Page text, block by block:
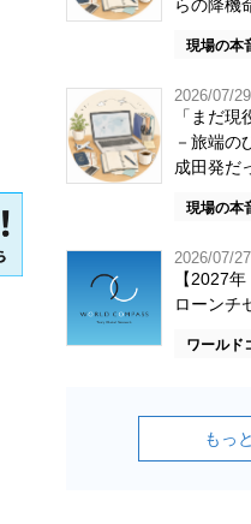
らの降機
現場の本
2026/07/29
「まだ
－旅端の
成田発だ
現場の本
2026/07/27
【2027
ローンチ
ワールド
もっ